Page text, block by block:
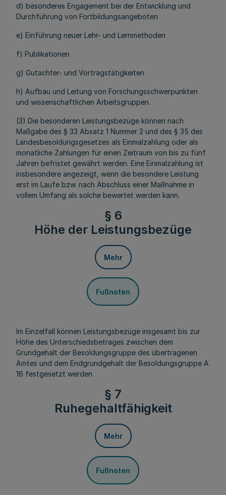
d) besonderes Engagement bei der Entwicklung und
Durchführung von Fortbildungsangeboten
e) Einführung neuer Lehr- und Lernmethoden
f) Publikationen
g) Gutachter- und Vortragstätigkeiten
h) Aufbau und Leitung von Forschungsschwerpunkten
und wissenschaftlichen Arbeitsgruppen.
(3) Die besonderen Leistungsbezüge können nach
Maßgabe des § 33 Absatz 1 Nummer 2 und des § 35 des
Landesbesoldungsgesetzes als Einmalzahlung oder als
monatliche Zahlungen für einen Zeitraum von bis zu fünf
Jahren befristet gewährt werden. Eine Einmalzahlung ist
insbesondere angezeigt, wenn die besondere Leistung
erst im Laufe bzw. nach Abschluss einer Maßnahme in
vollem Umfang als solche bewertet werden kann.
§ 6
Höhe der Leistungsbezüge
Mehr
Fußnoten
Im Einzelfall können Leistungsbezüge insgesamt bis zur
Höhe des Unterschiedsbetrages zwischen dem
Grundgehalt der Besoldungsgruppe des übertragenen
Amtes und dem Endgrundgehalt der Besoldungsgruppe A
16 festgesetzt werden.
§ 7
Ruhegehaltfähigkeit
Mehr
Fußnoten